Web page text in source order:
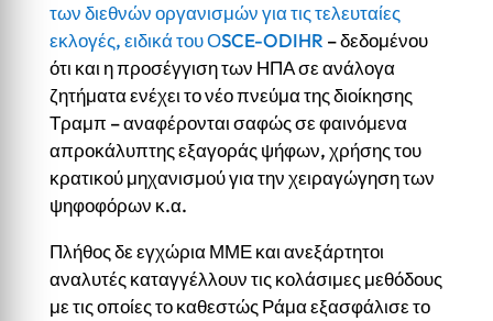
των διεθνών οργανισμών για τις τελευταίες
εκλογές, ειδικά του ΟSCE-ODIHR – δεδομένου
ότι και η προσέγγιση των ΗΠΑ σε ανάλογα
ζητήματα ενέχει το νέο πνεύμα της διοίκησης
Τραμπ – αναφέρονται σαφώς σε φαινόμενα
απροκάλυπτης εξαγοράς ψήφων, χρήσης του
κρατικού μηχανισμού για την χειραγώγηση των
ψηφοφόρων κ.α.
Πλήθος δε εγχώρια ΜΜΕ και ανεξάρτητοι
αναλυτές καταγγέλλουν τις κολάσιμες μεθόδους
με τις οποίες το καθεστώς Ράμα εξασφάλισε το